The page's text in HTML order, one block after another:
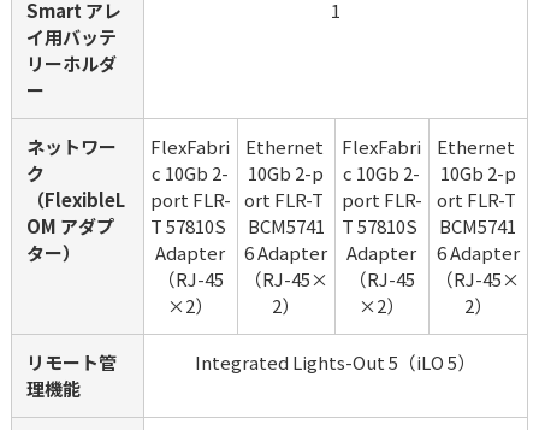
Smart アレ
イ用バッテ
リーホルダ
ー
1
ネットワー
ク
（FlexibleL
OM アダプ
ター）
FlexFabri
c 10Gb 2-
port FLR-
T 57810S
Adapter
（RJ-45
×2）
Ethernet
10Gb 2-p
ort FLR-T
BCM5741
6 Adapter
（RJ-45×
2）
FlexFabri
c 10Gb 2-
port FLR-
T 57810S
Adapter
（RJ-45
×2）
Ethernet
10Gb 2-p
ort FLR-T
BCM5741
6 Adapter
（RJ-45×
2）
リモート管
理機能
Integrated Lights-Out 5（iLO 5）